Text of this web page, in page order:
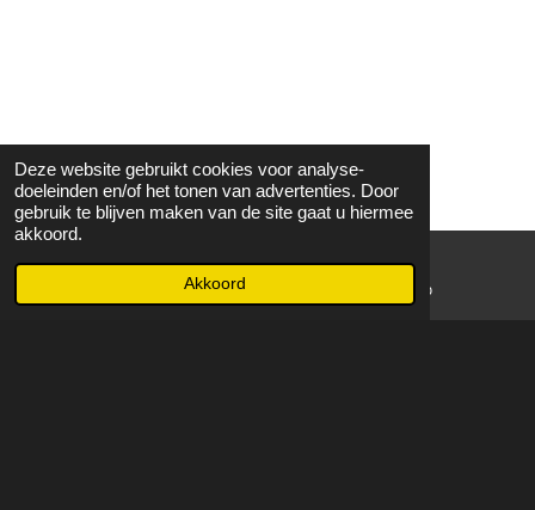
Deze website gebruikt cookies voor analyse-
doeleinden en/of het tonen van advertenties. Door
gebruik te blijven maken van de site gaat u hiermee
akkoord.
Akkoord WhatsApp